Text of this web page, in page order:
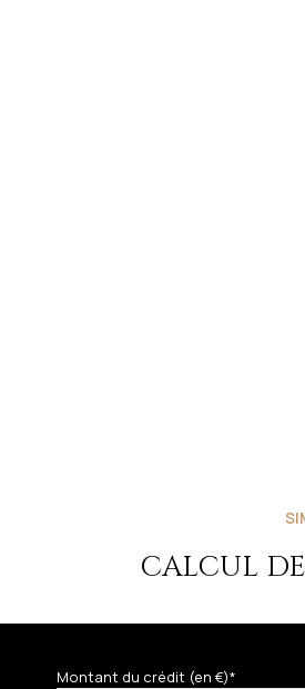
CALCUL
Montant du crédit (en €)*